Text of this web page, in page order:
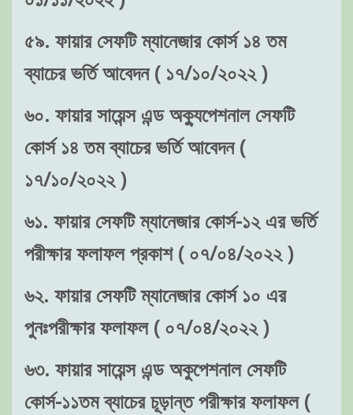
৫৯. ফায়ার সেফটি ম্যানেজার কোর্স ১৪ তম
ব্যাচের ভর্তি আবেদন ( ১৭/১০/২০২২ )
৬০. ফায়ার সায়েন্স এন্ড অক্যুপেশনাল সেফটি
কোর্স ১৪ তম ব্যাচের ভর্তি আবেদন (
১৭/১০/২০২২ )
৬১. ফায়ার সেফটি ম্যানেজার কোর্স-১২ এর ভর্তি
পরীক্ষার ফলাফল প্রকাশ ( ০৭/০৪/২০২২ )
৬২. ফায়ার সেফটি ম্যানেজার কোর্স ১০ এর
পুনঃপরীক্ষার ফলাফল ( ০৭/০৪/২০২২ )
৬৩. ফায়ার সায়েন্স এন্ড অকুপেশনাল সেফটি
কোর্স-১১তম ব্যাচের চূড়ান্ত পরীক্ষার ফলাফল (